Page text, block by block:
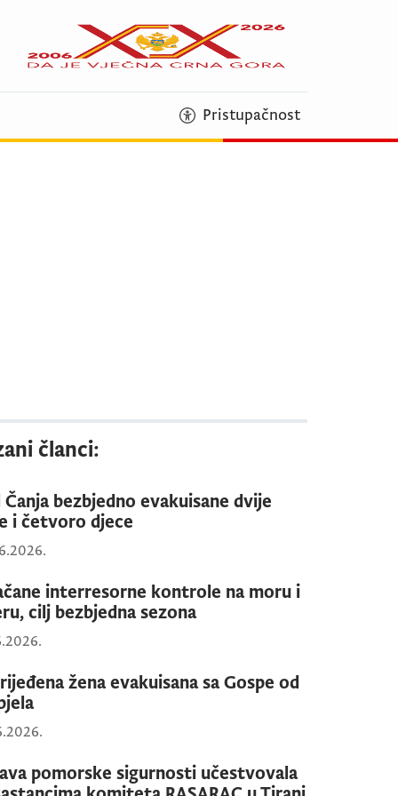
Pristupačnost
članci:
Čanja bezbjedno evakuisane dvije
i četvoro djece
interresorne kontrole na moru i
cilj bezbjedna sezona
žena evakuisana sa Gospe od
pomorske sigurnosti učestvovala